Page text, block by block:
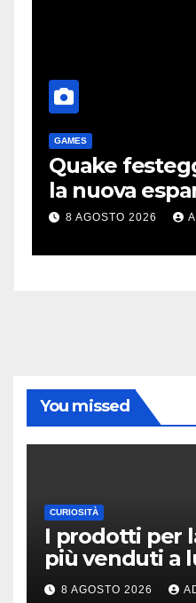
GAMES
Quake
la nuova
gratuita Dawn
8 AGOSTO 2026
You missed
CURIOSITÀ
I prodotti per
più venduti a
8 AGOSTO 2026